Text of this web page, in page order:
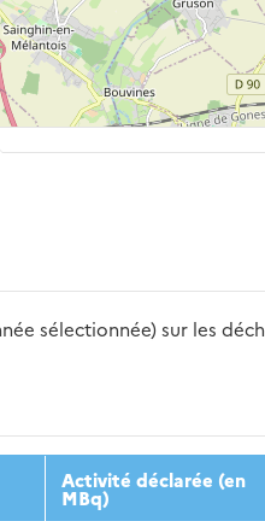
sélectionnée) sur les
2019
Activité déclarée (en
MBq)